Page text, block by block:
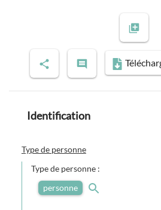
Identification
Type de personne
Type de personne :
personne